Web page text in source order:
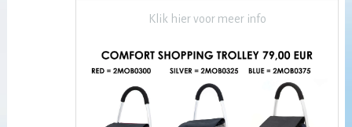
Klik hier voor meer info